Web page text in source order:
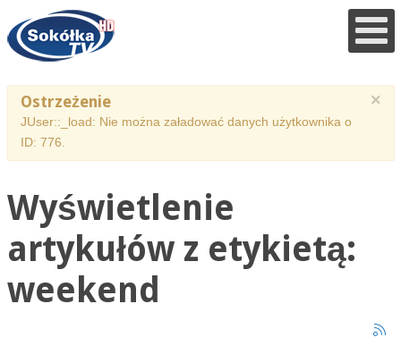
×
Ostrzeżenie
JUser::_load: Nie można załadować danych użytkownika o
ID: 776.
Wyświetlenie
artykułów z etykietą:
weekend